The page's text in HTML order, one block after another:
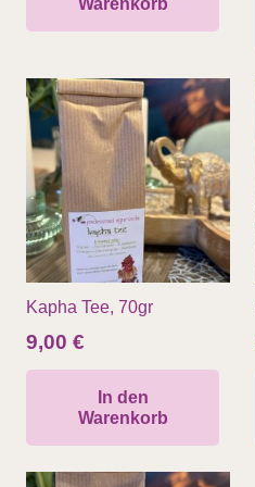
Warenkorb
Kapha Tee, 70gr
9,00 €
In den
Warenkorb